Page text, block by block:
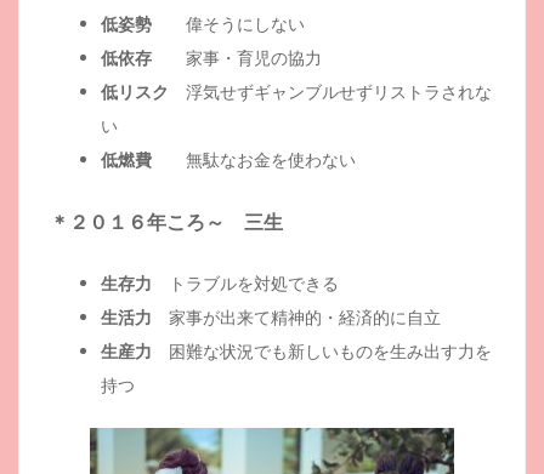
低姿勢 偉そうにしない
低依存 家事・育児の協力
低リスク 浮気せずギャンブルせずリストラされな
い
低燃費 無駄なお金を使わない
＊２０１６年ころ～ 三生
生存力 トラブルを対処できる
生活力 家事が出来て精神的・経済的に自立
生産力 困難な状況でも新しいものを生み出す力を
持つ